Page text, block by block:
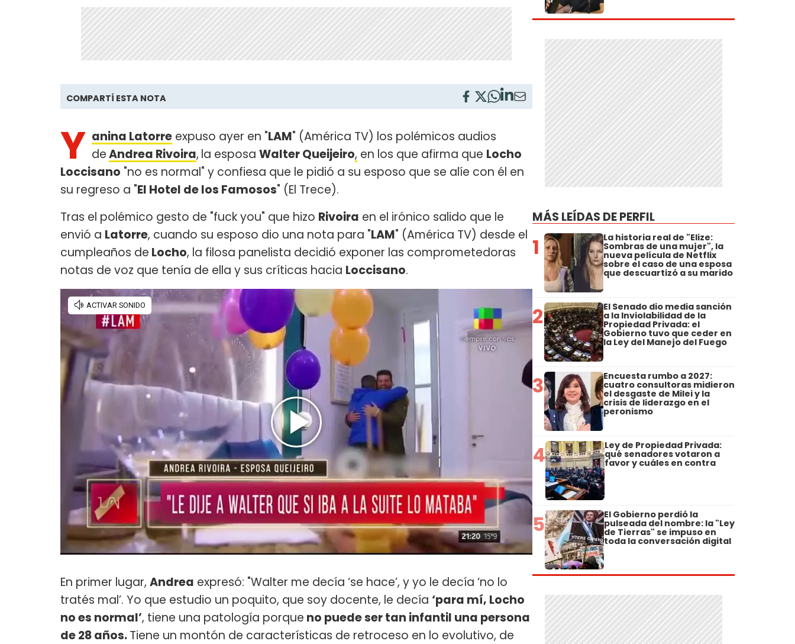
COMPARTÍ ESTA NOTA
Y anina Latorre expuso ayer en "LAM" (América TV) los polémicos audios
deAndrea Rivoira, la esposa Walter Queijeiro, en los que afirma que Locho
Loccisano "no es normal" y confiesa que le pidió a su esposo que se alíe con él en
su regreso a "El Hotel de los Famosos" (El Trece).
Tras el polémico gesto de "fuck you" que hizo Rivoira en el irónico salido que le
envió a Latorre, cuando su esposo dio una nota para "LAM" (América TV) desde el
cumpleaños de Locho, la filosa panelista decidió exponer las comprometedoras
notas de voz que tenía de ella y sus críticas hacia Loccisano.
En primer lugar, Andrea expresó: "Walter me decía ‘se hace’, y yo le decía ‘no lo
tratés mal’. Yo que estudio un poquito, que soy docente, le decía ‘para mí, Locho
no es normal’, tiene una patología porque no puede ser tan infantil una persona
de 28 años.Tiene un montón de características de retroceso en lo evolutivo, de
MÁS LEÍDAS DE PERFIL
1 La historia real de "Elize:
Sombras de una mujer", la
nueva película de Netflix
sobre el caso de una esposa
que descuartizó a su marido
2 El Senado dio media sanción
a la Inviolabilidad de la
Propiedad Privada: el
Gobierno tuvo que ceder en
la Ley del Manejo del Fuego
3 Encuesta rumbo a 2027:
cuatro consultoras midieron
el desgaste de Milei y la
crisis de liderazgo en el
peronismo
4 Ley de Propiedad Privada:
qué senadores votaron a
favor y cuáles en contra
5 El Gobierno perdió la
pulseada del nombre: la "Ley
de Tierras" se impuso en
toda la conversación digital